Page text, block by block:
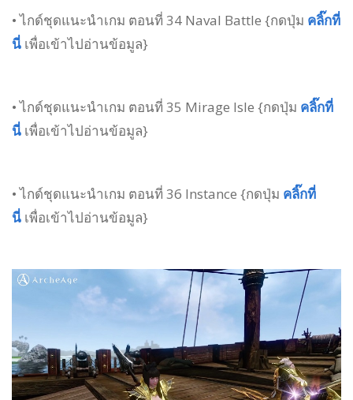
• ไกด์ชุดแนะนำเกม ตอนที่ 34 Naval Battle {กดปุ่ม คลิ๊กที่
นี่ เพื่อเข้าไปอ่านข้อมูล}
• ไกด์ชุดแนะนำเกม ตอนที่ 35 Mirage Isle {กดปุ่ม คลิ๊กที่
นี่ เพื่อเข้าไปอ่านข้อมูล}
• ไกด์ชุดแนะนำเกม ตอนที่ 36 Instance {กดปุ่ม คลิ๊กที่
นี่ เพื่อเข้าไปอ่านข้อมูล}